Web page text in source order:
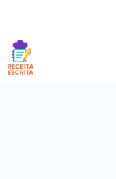
conteúdo